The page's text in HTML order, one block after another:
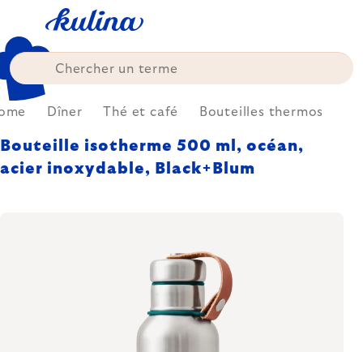
content
Dîner Thé et café Bouteilles thermos
Bouteille isotherme 500 ml, océan,
acier inoxydable, Black+Blum